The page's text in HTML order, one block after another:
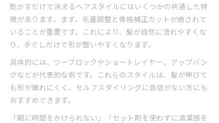
乾かすだけで決まるヘアスタイルにはいくつかの共通した特
徴があります。まず、毛量調整と骨格補正カットが施されて
いることが重要です。これにより、髪が自然に流れやすくな
り、手ぐしだけで形が整いやすくなります。
具体的には、ツーブロックやショートレイヤー、アップバン
グなどが代表的な例です。これらのスタイルは、髪が伸びて
も形が崩れにくく、セルフスタイリングに自信がない方にも
おすすめできます。
「朝に時間をかけられない」「セット剤を使わずに清潔感を